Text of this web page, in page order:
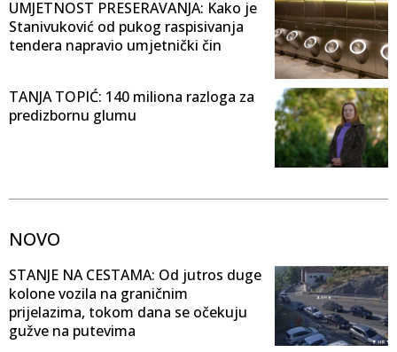
UMJETNOST PRESERAVANJA: Kako je
Stanivuković od pukog raspisivanja
tendera napravio umjetnički čin
TANJA TOPIĆ: 140 miliona razloga za
predizbornu glumu
NOVO
STANJE NA CESTAMA: Od jutros duge
kolone vozila na graničnim
prijelazima, tokom dana se očekuju
gužve na putevima